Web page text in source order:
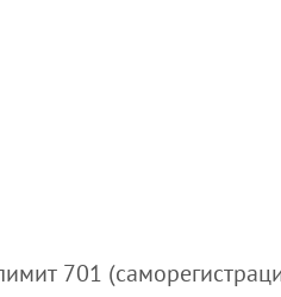
701